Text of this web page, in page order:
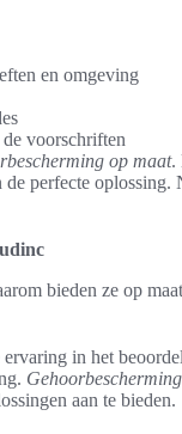
en omgeving
voorschriften
op maat.
perfecte
bieden ze op
in het
aan te bieden.